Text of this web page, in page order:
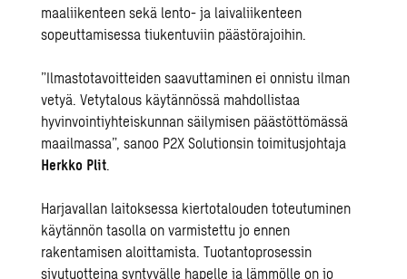
maaliikenteen sekä lento- ja laivaliikenteen
sopeuttamisessa tiukentuviin päästörajoihin.
”Ilmastotavoitteiden saavuttaminen ei onnistu ilman
vetyä. Vetytalous käytännössä mahdollistaa
hyvinvointiyhteiskunnan säilymisen päästöttömässä
maailmassa”, sanoo P2X Solutionsin toimitusjohtaja
Herkko Plit.
Harjavallan laitoksessa kiertotalouden toteutuminen
käytännön tasolla on varmistettu jo ennen
rakentamisen aloittamista. Tuotantoprosessin
sivutuotteina syntyvälle hapelle ja lämmölle on jo